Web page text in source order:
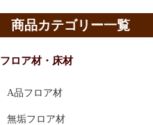
商品カテゴリー一覧
フロア材・床材
A品フロア材
無垢フロア材